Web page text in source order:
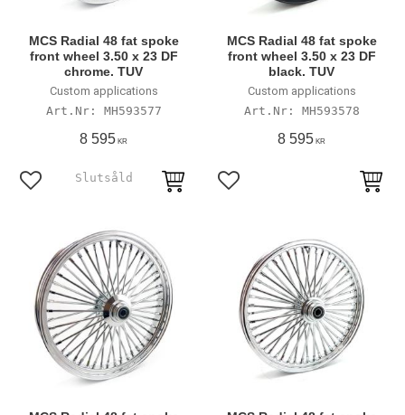
MCS Radial 48 fat spoke
front wheel 3.50 x 23 DF
chrome. TUV
Custom applications
MH593577
8 595 KR
Lägg till i favoriter
MCS Radial 48 fat spoke
front wheel 3.50 x 23 DF
black. TUV
Custom applications
MH593578
8 595 KR
Lägg till i favoriter